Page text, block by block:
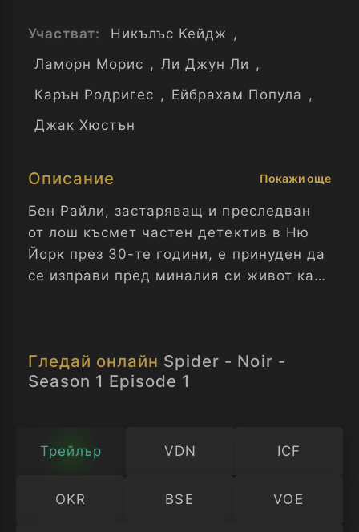
Участват: Никълъс Кейдж ,
Ламорн Морис , Ли Джун Ли ,
Карън Родригес , Ейбрахам Попула ,
Джак Хюстън
Описание Покажи още
Бен Райли, застаряващ и преследван
от лош късмет частен детектив в Ню
Йорк през 30-те години, е принуден да
се изправи пред миналия си живот като
Гледай онлайн Spider - Noir -
Season 1 Episode 1
Трейлър VDN ICF
OKR BSE VOE